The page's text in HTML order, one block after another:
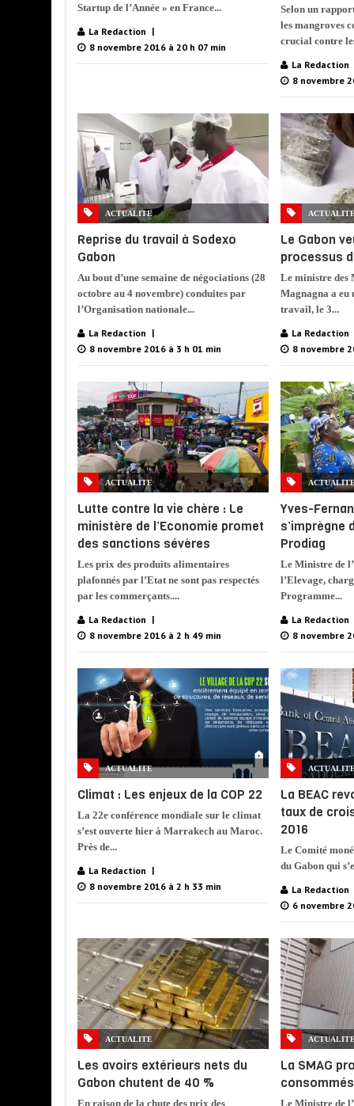
Startup de l’Année » en France...
La Redaction
8 novembre 2016 à 20 h 07 min
Selon un
les mangroves
crucial contre
La Redaction
8 novembre
ACTUALITE
Reprise du travail à Sodexo
Gabon
Au bout d’une semaine de négociations (28
octobre au 4 novembre) conduites par
l’Organisation nationale...
La Redaction
8 novembre 2016 à 3 h 01 min
Le Gabon
processus
Le ministre des
Magnagna a eu
travail, le 3...
La Redaction
8 novembre
ACTUALITE
Lutte contre la vie chère : Le
ministère de l’Economie promet
des sanctions sévères
Les prix des produits alimentaires
plafonnés par l’Etat ne sont pas respectés
par les commerçants....
La Redaction
8 novembre 2016 à 2 h 49 min
Yves-
s’imprègne
Prodiag
Le Ministre de
l’Elevage,
Programme...
La Redaction
8 novembre
ACTUALITE
Climat : Les enjeux de la COP 22
La 22e conférence mondiale sur le climat
s’est ouverte hier à Marrakech au Maroc.
Près de...
La Redaction
8 novembre 2016 à 2 h 33 min
La BEAC
taux de
2016
Le Comité
du Gabon qui
La Redaction
6 novembre
ACTUALITE
Les avoirs extérieurs nets du
Gabon chutent de 40 %
En raison de la chute des prix des
La SMAG
Le Ministre de